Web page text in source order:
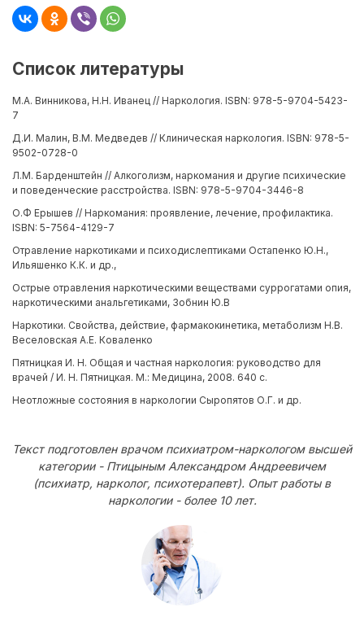
Список литературы
М.А. Винникова, Н.Н. Иванец // Наркология. ISBN: 978-5-9704-5423-
7
Д.И. Малин, В.М. Медведев // Клиническая наркология. ISBN: 978-5-
9502-0728-0
Л.М. Барденштейн // Алкоголизм, наркомания и другие психические
и поведенческие расстройства. ISBN: 978-5-9704-3446-8
О.Ф Ерышев // Наркомания: проявление, лечение, профилактика.
ISBN: 5-7564-4129-7
Отравление наркотиками и психодислептиками Остапенко Ю.Н.,
Ильяшенко К.К. и др.,
Острые отравления наркотическими веществами суррогатами опия,
наркотическими анальгетиками, Зобнин Ю.В
Наркотики. Свойства, действие, фармакокинетика, метаболизм Н.В.
Веселовская А.Е. Коваленко
Пятницкая И. Н. Общая и частная наркология: руководство для
врачей / И. Н. Пятницкая. М.: Медицина, 2008. 640 с.
Неотложные состояния в наркологии Сыропятов О.Г. и др.
Текст подготовлен врачом психиатром-наркологом высшей
категории - Птицыным Александром Андреевичем
(психиатр, нарколог, психотерапевт). Опыт работы в
наркологии - более 10 лет.